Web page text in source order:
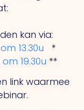
kan via:
13.30u *
19.30u **
link waarmee